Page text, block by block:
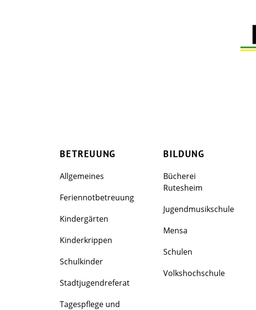
FAMILIE
BILDUNG
BETREUUNG
Allgemeines
Feriennotbetreuung
Kindergärten
Kinderkrippen
Schulkinder
Stadtjugendreferat
Tagespflege und
BILDUNG
Bücherei
Rutesheim
Jugendmusikschule
Mensa
Schulen
Volkshochschule